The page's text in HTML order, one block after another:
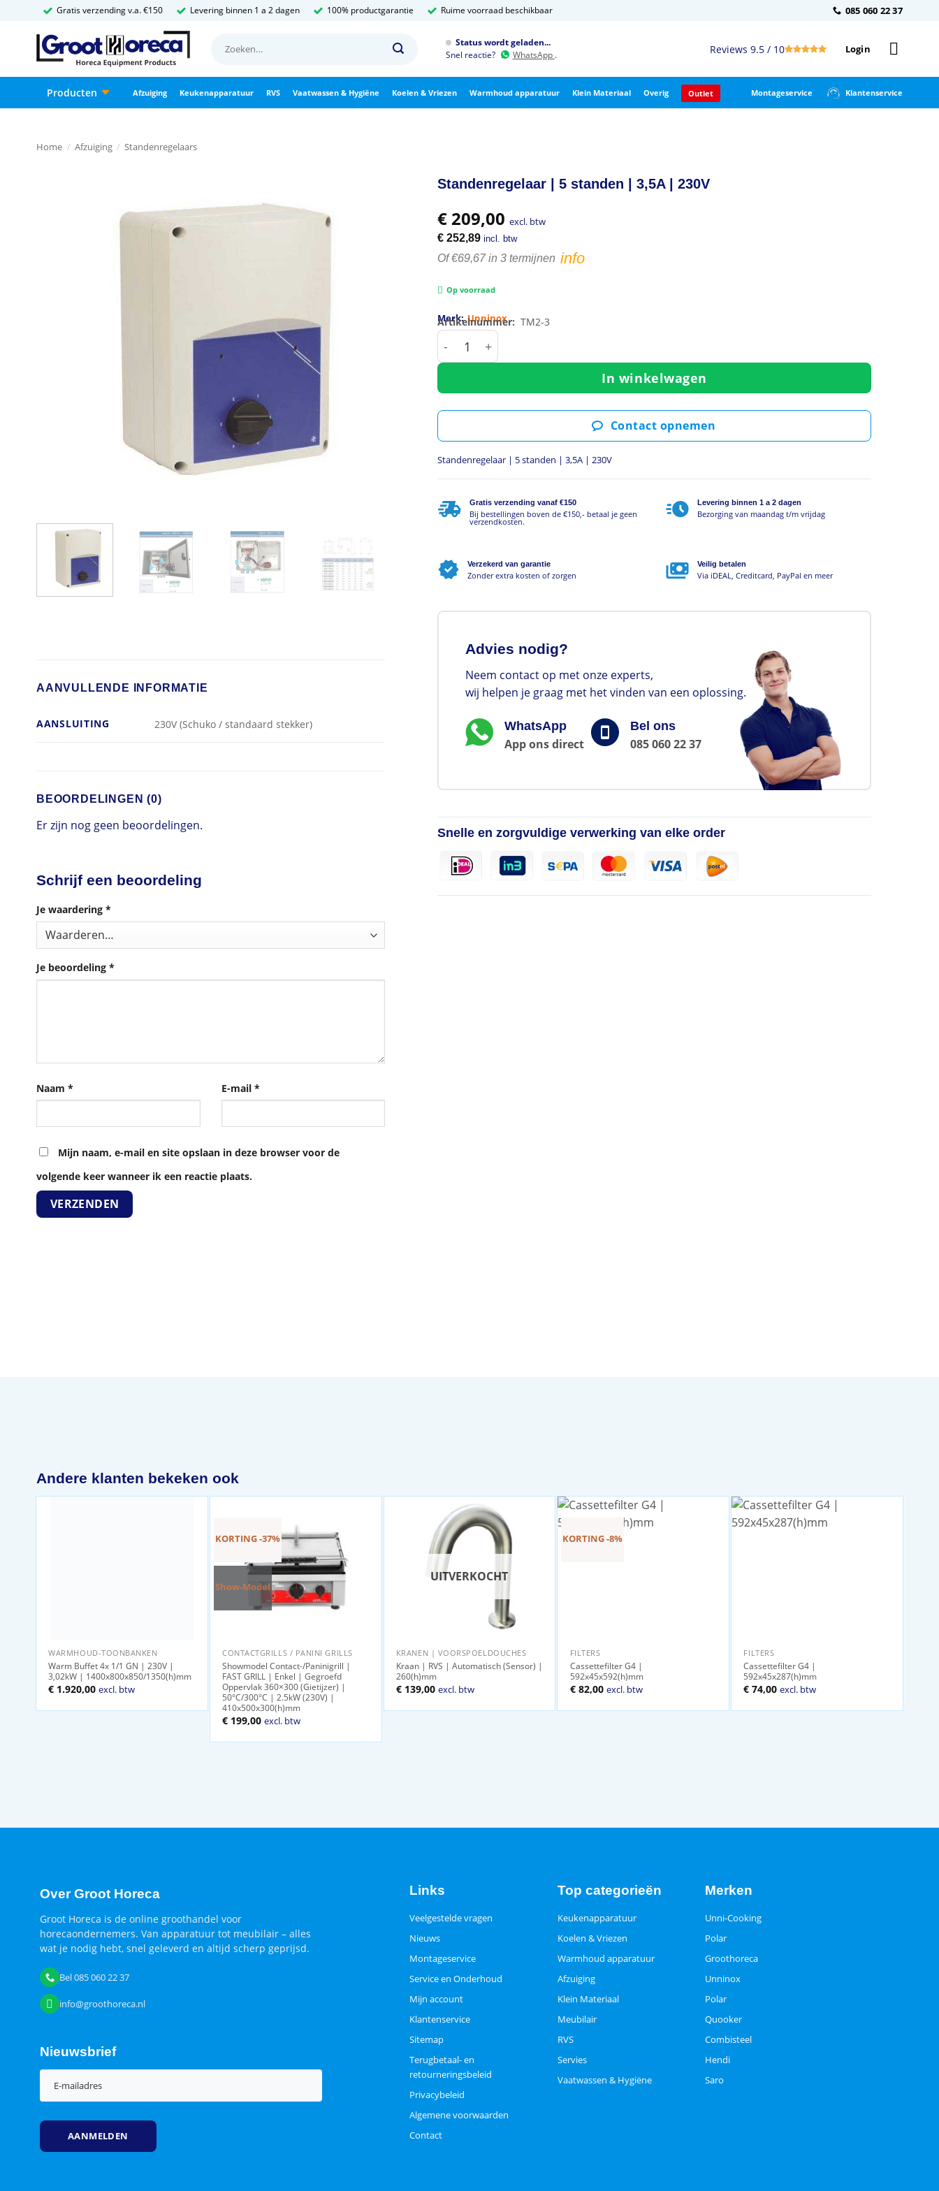
Gratis verzending v.a. €150 Levering binnen 1 a 2 dagen 100% productgarantie Ruime voorraad beschikbaar 085 060 22 37
naar:
Status wordt geladen...
Snel reactie?
WhatsApp . Reviews 9.5 / 10 Login
Producten Afzuiging Keukenapparatuur RVS Vaatwassen & Hygiëne Koelen & Vriezen Warmhoud apparatuur Klein Materiaal Overig Outlet Montageservice Klantenservice
Home / Afzuiging / Standenregelaars
AANVULLENDE INFORMATIE
AANSLUITING 230V (Schuko / standaard stekker)
BEOORDELINGEN (0)
Er zijn nog geen beoordelingen.
Schrijf een beoordeling
Je waardering *
Je beoordeling *
Naam * E-mail *
Mijn naam, e-mail en site opslaan in deze browser voor de
volgende keer wanneer ik een reactie plaats.
Standenregelaar | 5 standen | 3,5A | 230V
€ 209,00 excl. btw
€ 252,89 incl. btw
Of €69,67 in 3 termijnen info
Op voorraad
Merk: Unninox
Artikelnummer: TM2-3
Standenregelaar | 5 standen | 3,5A | 230V aantal
In winkelwagen
Contact opnemen
Standenregelaar | 5 standen | 3,5A | 230V
Gratis verzending vanaf €150
Bij bestellingen boven de €150,- betaal je geen
verzendkosten.
Levering binnen 1 a 2 dagen
Bezorging van maandag t/m vrijdag
Verzekerd van garantie
Zonder extra kosten of zorgen
Veilig betalen
Via iDEAL, Creditcard, PayPal en meer
Advies nodig?
Neem contact op met onze experts,
wij helpen je graag met het vinden van een oplossing.
WhatsApp
App ons direct
Bel ons
085 060 22 37
Snelle en zorgvuldige verwerking van elke order
Andere klanten bekeken ook
WARMHOUD-TOONBANKEN
Warm Buffet 4x 1/1 GN | 230V |
3,02kW | 1400x800x850/1350(h)mm
€ 1.920,00 excl. btw
KORTING -37%
Show-Model
CONTACTGRILLS / PANINI GRILLS
Showmodel Contact-/Paninigrill |
FAST GRILL | Enkel | Gegroefd
Oppervlak 360×300 (Gietijzer) |
50°C/300°C | 2.5kW (230V) |
410x500x300(h)mm
Oorspronkelijke
was:
€ 199,00Huidige
is:
excl. btw
UITVERKOCHT
KRANEN | VOORSPOELDOUCHES
Kraan | RVS | Automatisch (Sensor) |
260(h)mm
€139,00 excl. btw
KORTING -8%
FILTERS
Cassettefilter G4 |
592x45x592(h)mm
Oorspronkelijke
prijs
was:
€82,00Huidige
is:
excl. btw
FILTERS
Cassettefilter G4 |
592x45x287(h)mm
€ 74,00 excl. btw
Over Groot Horeca
Groot Horeca is de online groothandel voor
horecaondernemers. Van apparatuur tot meubilair – alles
wat je nodig hebt, snel geleverd en altijd scherp geprijsd.
Bel 085 060 22 37
info@groothoreca.nl
Nieuwsbrief
E-
mailadres(Vereist)
Links
Veelgestelde vragen
Nieuws
Montageservice
Service en Onderhoud
Mijn account
Klantenservice
Sitemap
Terugbetaal- en
retourneringsbeleid
Privacybeleid
Algemene voorwaarden
Contact
Top categorieën
Keukenapparatuur
Koelen & Vriezen
Warmhoud apparatuur
Afzuiging
Klein Materiaal
Meubilair
RVS
Servies
Vaatwassen & Hygiëne
Merken
Unni-Cooking
Polar
Groothoreca
Unninox
Polar
Quooker
Combisteel
Hendi
Saro